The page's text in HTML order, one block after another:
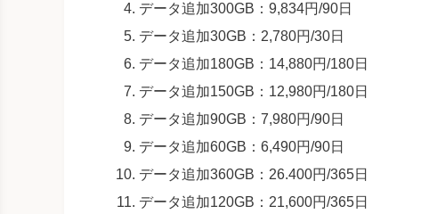
データ追加300GB：9,834円/90日
データ追加30GB：2,780円/30日
データ追加180GB：14,880円/180日
データ追加150GB：12,980円/180日
データ追加90GB：7,980円/90日
データ追加60GB：6,490円/90日
データ追加360GB：26.400円/365日
データ追加120GB：21,600円/365日